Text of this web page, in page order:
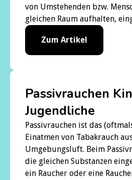
von Umstehenden bzw.
gleichen Raum aufhalten,
Zum Artikel
Passivrauchen
Jugendliche
Passivrauchen ist das
Einatmen von Tabakrauch
Umgebungsluft. Beim
die gleichen Substanzen
ein Raucher oder eine